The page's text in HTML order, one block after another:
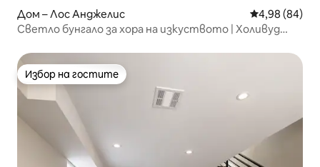
Дом – Лос Анджелис Средна
4,98 (84)
Светло бунгало за хора на изкуството | Холивуд
Избор на гостите
Избор на гостите